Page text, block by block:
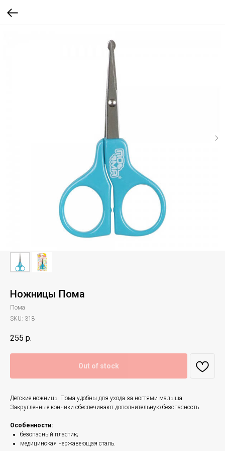
Ножницы Пома
Пома
SKU: 318
255 р.
Out of stock
Детские ножницы Пома удобны для ухода за ногтями малыша.
Закруглённые кончики обеспечивают дополнительную безопасность.
Особенности:
безопасный пластик;
медицинская нержавеющая сталь.